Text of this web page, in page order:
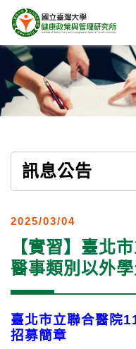
訊息公告
2025/03/04
【實習】臺北
醫事類別以外
臺北市立聯合醫院
招募簡章